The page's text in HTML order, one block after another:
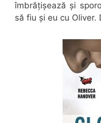
îmbrățișează și
să fiu și eu cu Oliver.